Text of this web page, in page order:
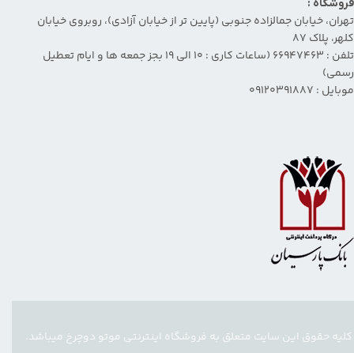
فروشگاه :
تهران، خیابان جمالزاده جنوبی (پایین تر از خیابان آزادی)، روبروی خیابان
کلهر، پلاک ۸۷
تلفن : 66947463 (ساعات کاری : 10 الی 19 بجز جمعه ها و ایام تعطیل
رسمی)
موبایل : 09120391887
کلیه حقوق این سایت متعلق به فروشگاه اینترنتی موتو دوچرخ میباشد.